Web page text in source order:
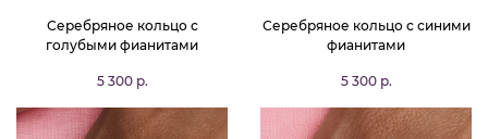
Серебряное кольцо с
голубыми фианитами
5 300 р.
Серебряное кольцо с синими
фианитами
5 300 р.